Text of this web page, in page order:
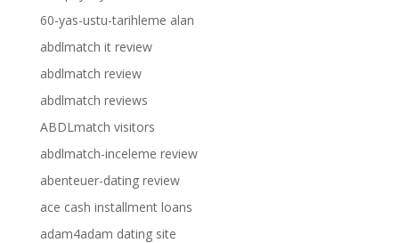
60-yas-ustu-tarihleme alan
abdlmatch it review
abdlmatch review
abdlmatch reviews
ABDLmatch visitors
abdlmatch-inceleme review
abenteuer-dating review
ace cash installment loans
adam4adam dating site